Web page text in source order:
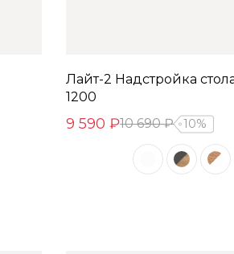
Лайт-2 Надстройка
1200
9 590 ₽10 690 ₽ 10%